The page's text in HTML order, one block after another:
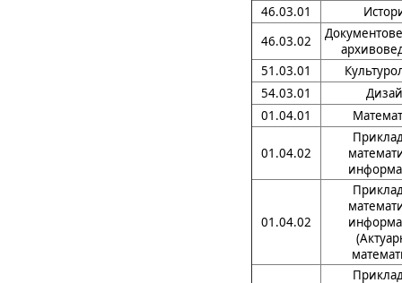
46.03.01
46.03.02
51.03.01
54.03.01
01.04.01
01.04.02
01.04.02